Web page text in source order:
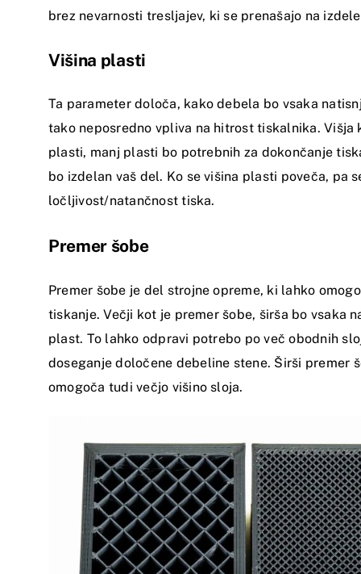
brez nevarnosti tresljajev, ki se prenašajo na
Višina plasti
Ta parameter določa, kako debela bo vsaka
tako neposredno vpliva na hitrost tiskalnika. Višja
plasti, manj plasti bo potrebnih za dokončanje
bo izdelan vaš del. Ko se višina plasti poveča, pa
ločljivost/natančnost tiska.
Premer šobe
Premer šobe je del strojne opreme, ki lahko
tiskanje. Večji kot je premer šobe, širša bo vsaka
plast. To lahko odpravi potrebo po več obodnih
doseganje določene debeline stene. Širši premer
omogoča tudi večjo višino sloja.